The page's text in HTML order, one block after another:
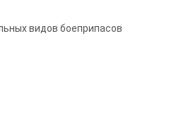
видов боеприпасов